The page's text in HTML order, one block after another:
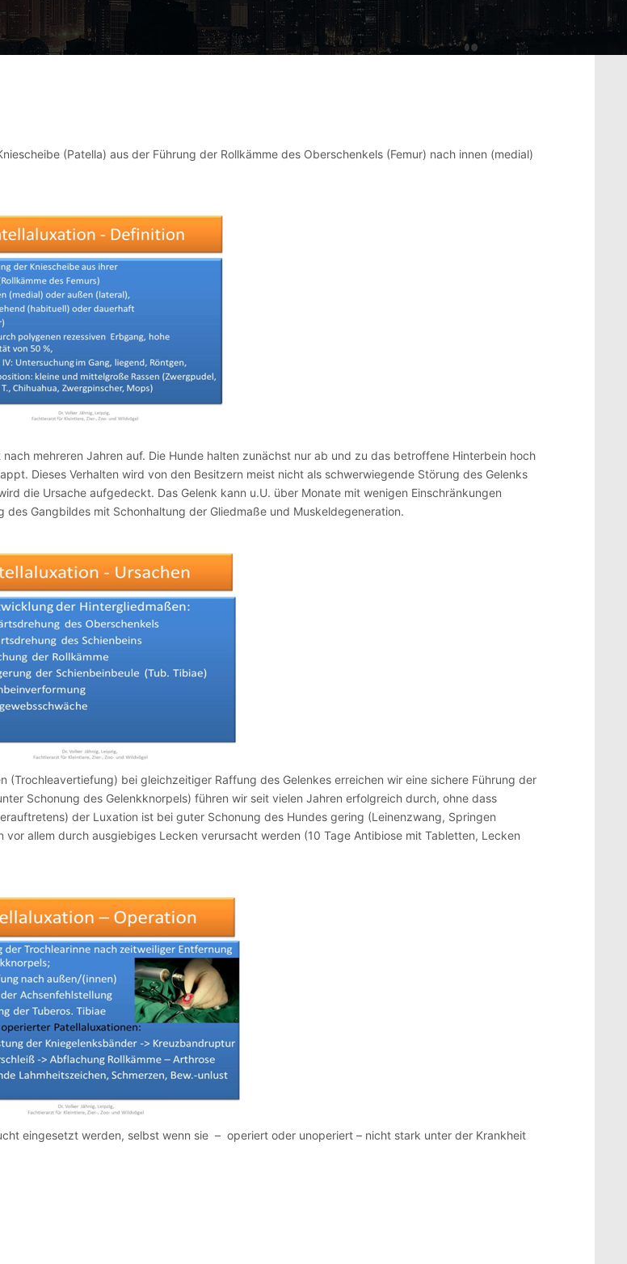
(Patella) aus der Führung der Rollkämme des Oberschenkels (Femur) nach innen (medial)
mehreren Jahren auf. Die Hunde halten zunächst nur ab und zu das betroffene Hinterbein hoch
Dieses Verhalten wird von den Besitzern meist nicht als schwerwiegende Störung des Gelenks
die Ursache aufgedeckt. Das Gelenk kann u.U. über Monate mit wenigen Einschränkungen
des Gangbildes mit Schonhaltung der Gliedmaße und Muskeldegeneration.
(Trochleavertiefung) bei gleichzeitiger Raffung des Gelenkes erreichen wir eine sichere Führung der
Schonung des Gelenkknorpels) führen wir seit vielen Jahren erfolgreich durch, ohne dass
der Luxation ist bei guter Schonung des Hundes gering (Leinenzwang, Springen
allem durch ausgiebiges Lecken verursacht werden (10 Tage Antibiose mit Tabletten, Lecken
eingesetzt werden, selbst wenn sie – operiert oder unoperiert – nicht stark unter der Krankheit